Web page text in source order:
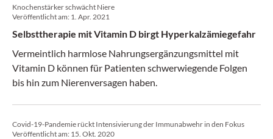
Knochenstärker schwächt Niere
Veröffentlicht am: 1. Apr. 2021
Selbsttherapie mit Vitamin D birgt Hyperkalzämiegefahr
Vermeintlich harmlose Nahrungsergänzungsmittel mit
Vitamin D können für Patienten schwerwiegende Folgen
bis hin zum Nierenversagen haben.
Covid-19-Pandemie rückt Intensivierung der Immunabwehr in den Fokus
Veröffentlicht am: 15. Okt. 2020